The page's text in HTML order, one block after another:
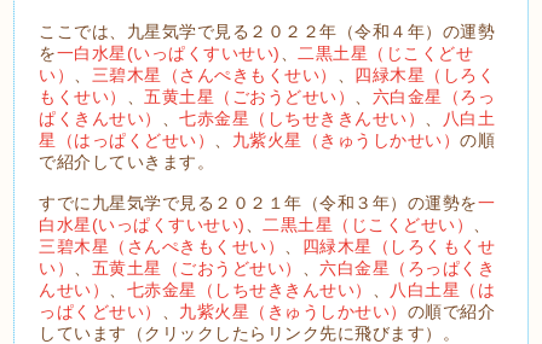
ここでは、九星気学で見る２０２２年（令和４年）の運勢
を一白水星(いっぱくすいせい)
二黒土星（じこくどせ
い）
三碧木星（さんぺきもくせい）
四緑木星（しろく
もくせい）
、五黄土星（ごおうどせい）
六白金星（ろっ
ぱくきんせい）
、七赤金星（しちせききんせい）
八白土
星（はっぱくどせい）
九紫火星（きゅうしかせい）の順
で紹介していきます。
すでに九星気学で見る２０２１年（令和３年）の運勢を一
白水星(いっぱくすいせい)
二黒土星（じこくどせい）
三碧木星（さんぺきもくせい）
四緑木星（しろくもくせ
い）
五黄土星（ごおうどせい） 、六白金星（ろっぱくき
んせい）
七赤金星（しちせききんせい）
八白土星（は
っぱくどせい）
九紫火星（きゅうしかせい） の順で紹介
しています（クリックしたらリンク先に飛びます）。